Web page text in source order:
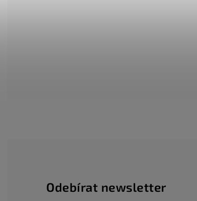
Odebírat newsletter